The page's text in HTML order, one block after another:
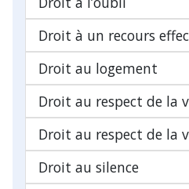
Droit à un recours
Droit au logement
Droit au respect de la
Droit au respect de la
Droit au silence